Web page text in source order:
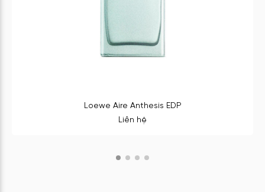
Loewe Aire Anthesis EDP
Liên hệ